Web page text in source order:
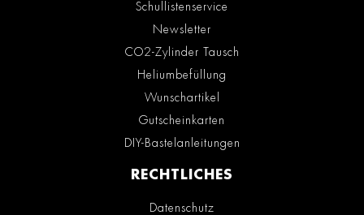
Schullistenservice
Newsletter
CO2-Zylinder Tausch
Heliumbefüllung
Wunschartikel
Gutscheinkarten
DIY-Bastelanleitungen
RECHTLICHES
Datenschutz